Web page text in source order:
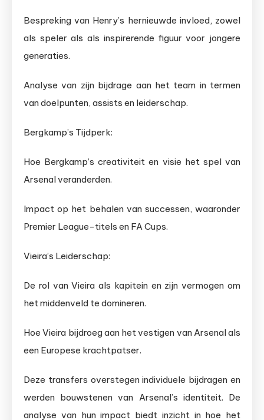
Bespreking van Henry’s hernieuwde invloed, zowel
als speler als als inspirerende figuur voor jongere
generaties.
Analyse van zijn bijdrage aan het team in termen
van doelpunten, assists en leiderschap.
Bergkamp’s Tijdperk:
Hoe Bergkamp’s creativiteit en visie het spel van
Arsenal veranderden.
Impact op het behalen van successen, waaronder
Premier League-titels en FA Cups.
Vieira’s Leiderschap:
De rol van Vieira als kapitein en zijn vermogen om
het middenveld te domineren.
Hoe Vieira bijdroeg aan het vestigen van Arsenal als
een Europese krachtpatser.
Deze transfers overstegen individuele bijdragen en
werden bouwstenen van Arsenal’s identiteit. De
analyse van hun impact biedt inzicht in hoe het